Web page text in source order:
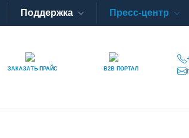
Поддержка Пресс-центр
ЗАКАЗАТЬ ПРАЙС B2B ПОРТАЛ